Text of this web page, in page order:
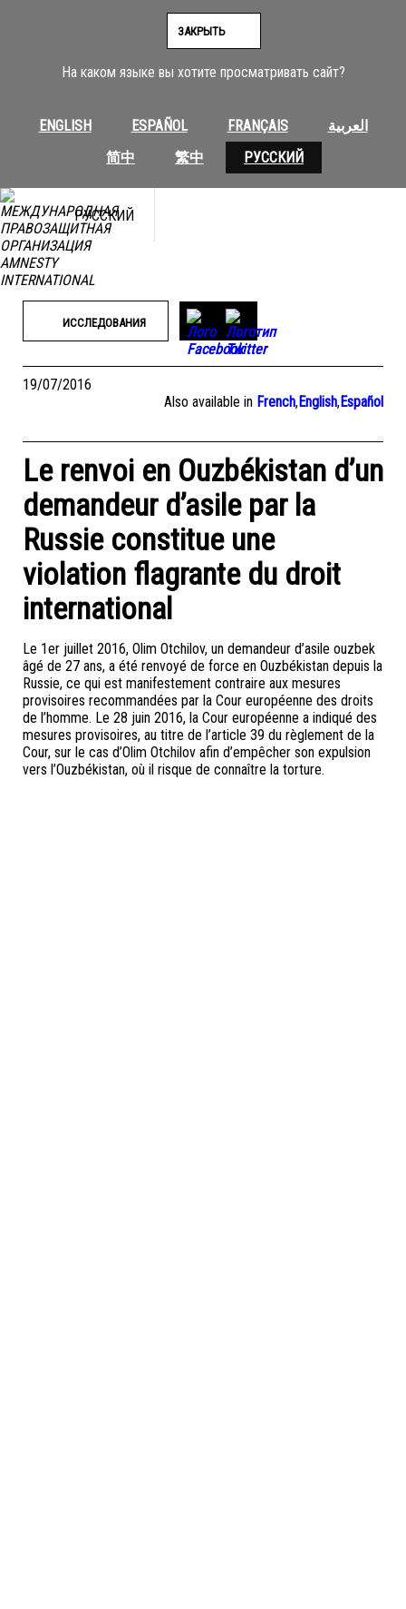
На каком языке вы хотите просматривать сайт?
ENGLISH ESPAÑOL FRANÇAIS
العربية
简中
繁中 РУССКИЙ
ЗАКРЫТЬ
РУССКИЙ
ИССЛЕДОВАНИЯ
19/07/2016
Also available in French,English,Español
Le renvoi en Ouzbékistan d’un
demandeur d’asile par la
Russie constitue une
violation flagrante du droit
international
Le 1er juillet 2016, Olim Otchilov, un demandeur d’asile ouzbek
âgé de 27 ans, a été renvoyé de force en Ouzbékistan depuis la
Russie, ce qui est manifestement contraire aux mesures
provisoires recommandées par la Cour européenne des droits
de l’homme. Le 28 juin 2016, la Cour européenne a indiqué des
mesures provisoires, au titre de l’article 39 du règlement de la
Cour, sur le cas d’Olim Otchilov afin d’empêcher son expulsion
vers l’Ouzbékistan, où il risque de connaître la torture.